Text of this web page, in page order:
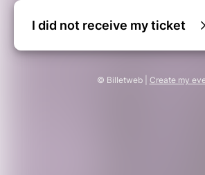
I did not receive my ticket
© Billetweb | Create my